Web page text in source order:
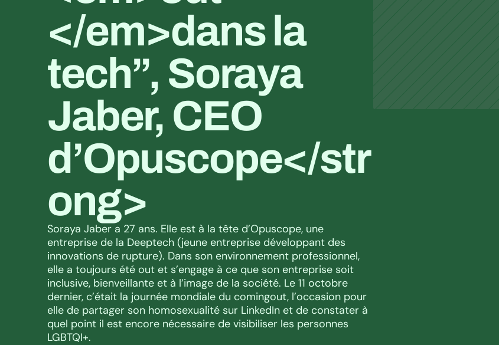
</em>dans la
tech”, Soraya
Jaber, CEO
d’Opuscope</str
ong>
Soraya Jaber a 27 ans. Elle est à la tête d’Opuscope, une
entreprise de la Deeptech (jeune entreprise développant des
innovations de rupture). Dans son environnement professionnel,
elle a toujours été out et s’engage à ce que son entreprise soit
inclusive, bienveillante et à l’image de la société. Le 11 octobre
dernier, c’était la journée mondiale du comingout, l’occasion pour
elle de partager son homosexualité sur LinkedIn et de constater à
quel point il est encore nécessaire de visibiliser les personnes
LGBTQI+.